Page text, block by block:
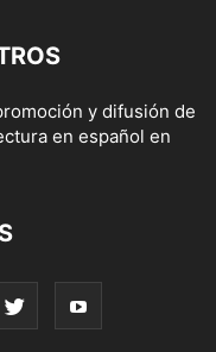
y difusión de
en español en